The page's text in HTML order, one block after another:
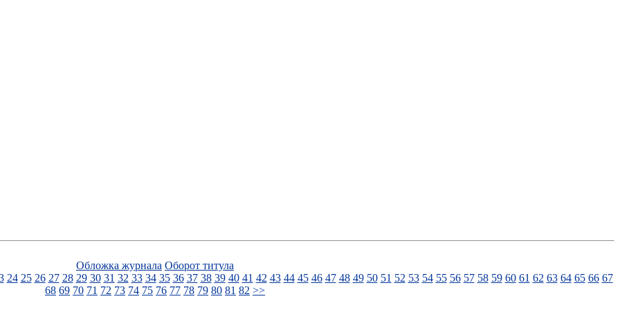
Обложка журнала Оборот титула
24 25 26 27 28 29 30 31 32 33 34 35 36 37 38 39 40 41 42 43 44 45 46 47 48 49 50 51 52 53 54 55 56 57 58 59 60 61 62 63 64 65 66 67
68 69 70 71 72 73 74 75 76 77 78 79 80 81 82 >>